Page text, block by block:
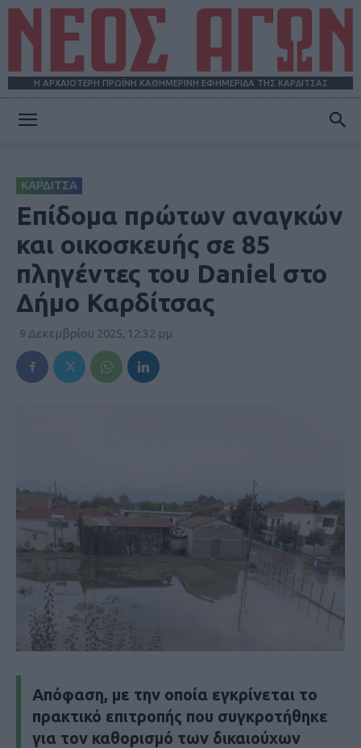
Η ΑΡΧΑΙΟΤΕΡΗ ΠΡΩΪΝΗ ΚΑΘΗΜΕΡΙΝΗ ΕΦΗΜΕΡΙΔΑ ΤΗΣ ΚΑΡΔΙΤΣΑΣ
ΚΑΡΔΙΤΣΑ
Επίδομα πρώτων αναγκών
και οικοσκευής σε 85
πληγέντες του Daniel στο
Δήμο Καρδίτσας
9 Δεκεμβρίου 2025, 12:32 μμ
Aπόφαση, με την οποία εγκρίνεται το
πρακτικό επιτροπής που συγκροτήθηκε
για τον καθορισμό των δικαιούχων